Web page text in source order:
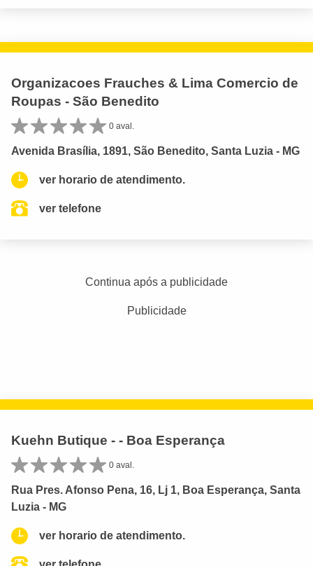
Organizacoes Frauches & Lima Comercio de
Roupas - São Benedito
0 aval.
Avenida Brasília, 1891, São Benedito, Santa Luzia - MG
ver horario de atendimento.
ver telefone
Continua após a publicidade
Publicidade
Kuehn Butique - - Boa Esperança
0 aval.
Rua Pres. Afonso Pena, 16, Lj 1, Boa Esperança, Santa
Luzia - MG
ver horario de atendimento.